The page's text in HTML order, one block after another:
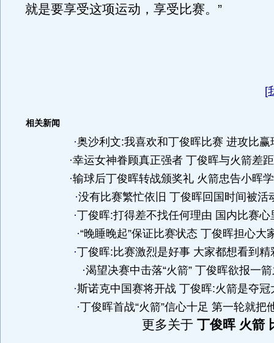
就是要享受这项运动，享受比赛。”
[
相关新闻
·奥沙利文:我喜欢和丁俊晖比赛 进攻比赢
·幸运女神眷顾真正强者 丁俊晖与火箭差
·输球后丁俊晖转战颁奖礼 火箭忠告小晖
·没有比赛繁忙依旧 丁俊晖回国时间被活
·丁俊晖:打得差不找任何理由 国内比赛心
·“晚睡晚起”保证比赛状态 丁俊晖担心大
·丁俊晖:比赛激烈是好事 大家都想看到精
·渴望决赛中击落“火箭” 丁俊晖欲报一
·斯诺克中国赛将开战 丁俊晖:火箭是夺冠
·丁俊晖首战“火箭”信心十足 第一轮就把
更多关于 丁俊晖 火箭